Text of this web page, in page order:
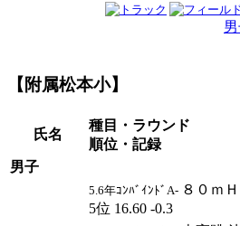
【附属松本小】
氏名
種目・ラウンド
順位・記録
男子
5.6年ｺﾝﾊﾞｲﾝﾄﾞA- ８０ｍＨ
5位 16.60 -0.3